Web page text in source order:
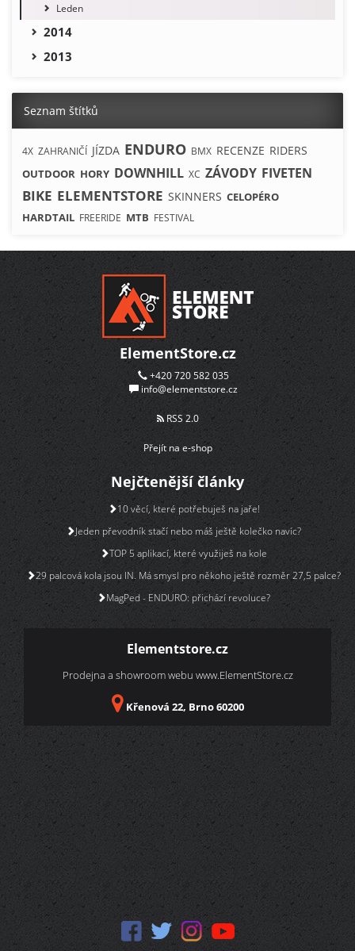
Leden
2014
2013
Seznam štítků
4X ZAHRANIČÍ JÍZDA ENDURO BMX RECENZE RIDERS
OUTDOOR HORY DOWNHILL XC ZÁVODY FIVETEN
BIKE ELEMENTSTORE SKINNERS CELOPÉRO
HARDTAIL FREERIDE MTB FESTIVAL
ElementStore.cz
+420 720 582 035
info@elementstore.cz
RSS 2.0
Přejít na e-shop
Nejčtenější články
10 věcí, které potřebuješ na jaře!
Jeden převodník stačí nebo máš ještě kolečko navíc?
TOP 5 aplikací, které využiješ na kole
29 palcová kola jsou IN. Má smysl pro někoho ještě rozměr 27,5 palce?
MagPed - ENDURO: přichází revoluce?
Elementstore.cz
Prodejna a showroom webu www.ElementStore.cz
Křenová 22, Brno 60200